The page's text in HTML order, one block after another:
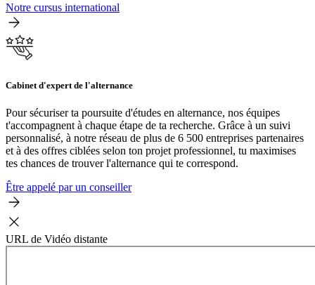
Notre cursus international
Cabinet d'expert de l'alternance
Pour sécuriser ta poursuite d'études en alternance, nos équipes
t'accompagnent à chaque étape de ta recherche. Grâce à un suivi
personnalisé, à notre réseau de plus de 6 500 entreprises partenaires
et à des offres ciblées selon ton projet professionnel, tu maximises
tes chances de trouver l'alternance qui te correspond.
Être appelé par un conseiller
URL de Vidéo distante